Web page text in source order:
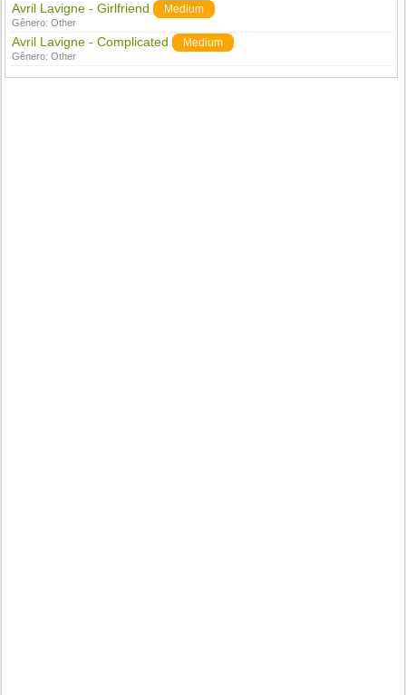
Avril Lavigne - Girlfriend Medium
Gênero:Other
Avril Lavigne - Complicated Medium
Gênero:Other